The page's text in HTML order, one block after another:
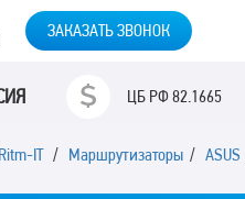
ЗАКАЗАТЬ ЗВОНОК
РОССИЯ ЦБ РФ82.1665
Ritm-IT/ Маршрутизаторы / ASUS